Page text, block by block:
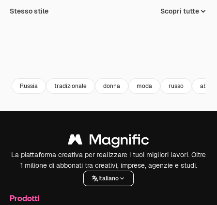
Stesso stile Scopri tutte
Russia tradizionale donna moda russo
La piattaforma creativa per realizzare i tuoi migliori lavori. Oltre
1 milione di abbonati tra creativi, imprese, agenzie e studi.
Italiano
Prodotti